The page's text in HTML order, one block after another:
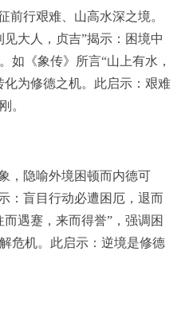
前行艰难、山高水深之境。
大人，贞吉”揭示：困境中
如《象传》所言“山上有水，
为修德之机。此启示：艰难
。
，隐喻外境困顿而内德可
：盲目行动必遭困厄，退而
遇蹇，来而得誉”，强调困
危机。此启示：逆境是修德